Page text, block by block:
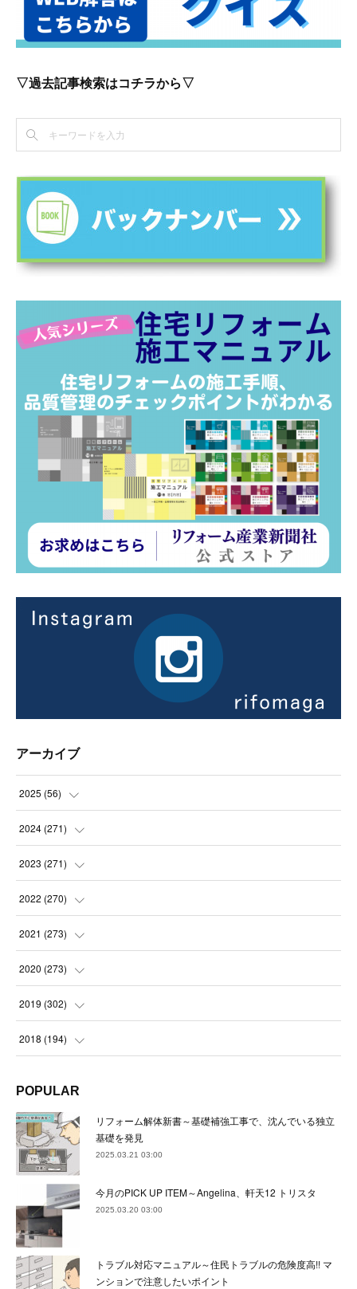
▽過去記事検索はコチラから▽
アーカイブ
2025 (56)
(14
(21
(21
2024 (271)
(21
(22
(23
(22
(24)
22)
(22)
(22)
(25
2023 (271)
(22
(23
(23
(21
(23 )
(24
(21
(24)
(21
( 23)
2022 (270)
(23
(23
(22
(23
(22 )
(23
(23
(22)
(24
( 21)
2021 (273)
(24
(23
(22
(23)
(23
(22)
(23
( 24)
2020 (273)
(24
(22
(22)
(24
(24)
(23
( 21)
2019 (302)
(23
(22)
(21)
(27)
(22
33)
2018 (194)
(17)
(32)
(36)
(30
34)
POPULAR
リフォーム解体新書～基礎補強工事で、沈んでいる独立
基礎を発見
2025.03.21 03:00
今月のPICK UP ITEM～Angelina、軒天12 トリスタ
2025.03.20 03:00
トラブル対応マニュアル～住民トラブルの危険度高!! マ
ンションで注意したいポイント